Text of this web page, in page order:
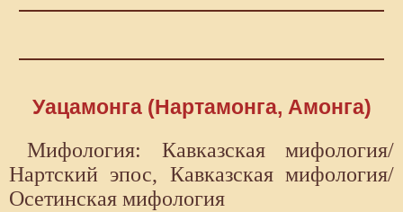
Уацамонга (Нартамонга, Амонга)
Мифология: Кавказская мифология/
Нартский эпос, Кавказская мифология/
Осетинская мифология